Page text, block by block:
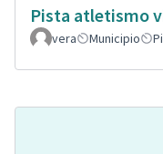
Pista atletismo
vera
Municipio